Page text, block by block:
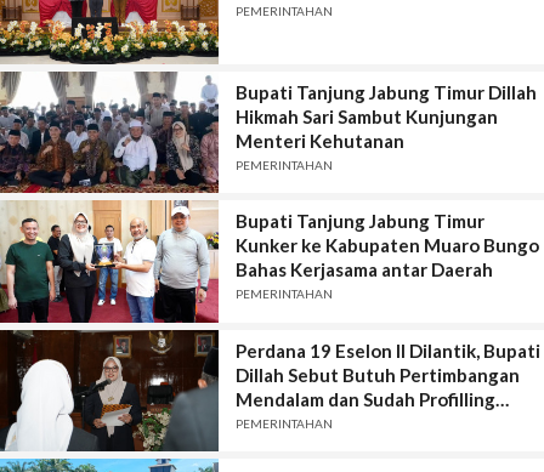
PEMERINTAHAN
Bupati Tanjung Jabung Timur Dillah
Hikmah Sari Sambut Kunjungan
Menteri Kehutanan
PEMERINTAHAN
Bupati Tanjung Jabung Timur
Kunker ke Kabupaten Muaro Bungo
Bahas Kerjasama antar Daerah
PEMERINTAHAN
Perdana 19 Eselon II Dilantik, Bupati
Dillah Sebut Butuh Pertimbangan
Mendalam dan Sudah Profilling
Semua Potensi
PEMERINTAHAN